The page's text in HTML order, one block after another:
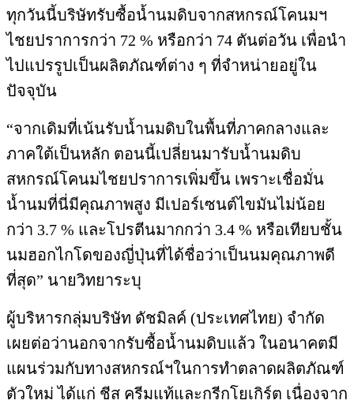
ทุกวันนี้บริษัทรับซื้อน้ำนมดิบจากสหกรณ์โคนมฯ
ไชยปราการกว่า 72 % หรือกว่า 74 ตันต่อวัน เพื่อนำ
ไปแปรรูปเป็นผลิตภัณฑ์ต่าง ๆ ที่จำหน่ายอยู่ใน
ปัจจุบัน
“จากเดิมที่เน้นรับน้ำนมดิบในพื้นที่ภาคกลางและ
ภาคใต้เป็นหลัก ตอนนี้เปลี่ยนมารับน้ำนมดิบ
สหกรณ์โคนมไชยปราการเพิ่มขึ้น เพราะเชื่อมั่น
น้ำนมที่นี่มีคุณภาพสูง มีเปอร์เซนต์ไขมันไม่น้อย
กว่า 3.7 % และโปรตีนมากกว่า 3.4 % หรือเทียบชั้น
นมฮอกไกโดของญี่ปุ่นที่ได้ชื่อว่าเป็นนมคุณภาพดี
ที่สุด” นายวิทยาระบุ
ผู้บริหารกลุ่มบริษัท ดัชมิลค์ (ประเทศไทย) จำกัด
เผยต่อว่านอกจากรับซื้อน้ำนมดิบแล้ว ในอนาคตมี
แผนร่วมกับทางสหกรณ์ฯในการทำตลาดผลิตภัณฑ์
ตัวใหม่ ได้แก่ ชีส ครีมแท้และกรีกโยเกิร์ต เนื่องจาก